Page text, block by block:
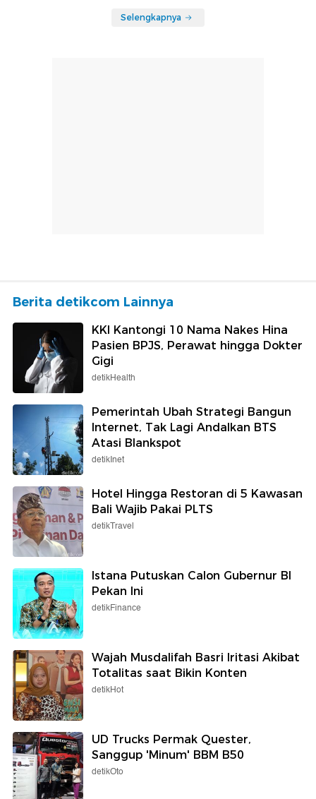
Selengkapnya
Berita detikcom Lainnya
KKI Kantongi 10 Nama Nakes Hina
Pasien BPJS, Perawat hingga Dokter
Gigi
detikHealth
Pemerintah Ubah Strategi Bangun
Internet, Tak Lagi Andalkan BTS
Atasi Blankspot
detikInet
Hotel Hingga Restoran di 5 Kawasan
Bali Wajib Pakai PLTS
detikTravel
Istana Putuskan Calon Gubernur BI
Pekan Ini
detikFinance
Wajah Musdalifah Basri Iritasi Akibat
Totalitas saat Bikin Konten
detikHot
UD Trucks Permak Quester,
Sanggup 'Minum' BBM B50
detikOto